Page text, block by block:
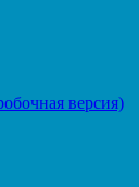
версия)